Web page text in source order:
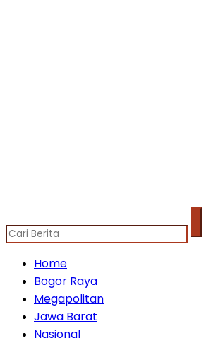
Home
Bogor Raya
Megapolitan
Jawa Barat
Nasional